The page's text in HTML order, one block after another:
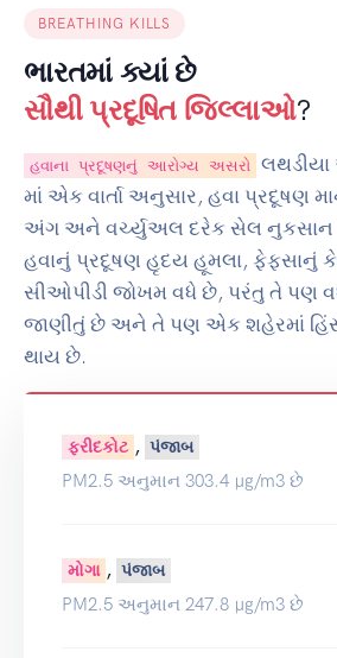
BREATHING KILLS
ભારતમાં ક્યાં છે
સૌથી પ્રદૂષિત જિલ્લાઓ?
હવાના પ્રદૂષણનું આરોગ્ય અસરો
માં એક વાર્તા અનુસાર, હવા પ્રદૂષણ
અંગ અને વર્ચ્યુઅલ દરેક સેલ નુકસાન
હવાનું પ્રદૂષણ હૃદય હૂમલા, ફેફસાનું
સીઓપીડી જોખમ વધે છે, પરંતુ તે પણ
જાણીતું છે અને તે પણ એક શહેરમાં
થાય છે.
ફરીદકોટ , પંજાબ
PM2.5 અનુમાન 303.4 µg/m3 છે
મોગા , પંજાબ
PM2.5 અનુમાન 247.8 µg/m3 છે